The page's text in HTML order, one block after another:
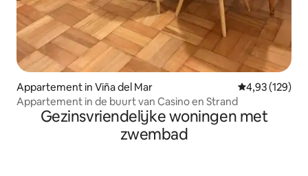
Appartement in Viña del Mar Gemiddelde
4,93 (129)
Appartement in de buurt van Casino en Strand
Gezinsvriendelijke woningen met
zwembad